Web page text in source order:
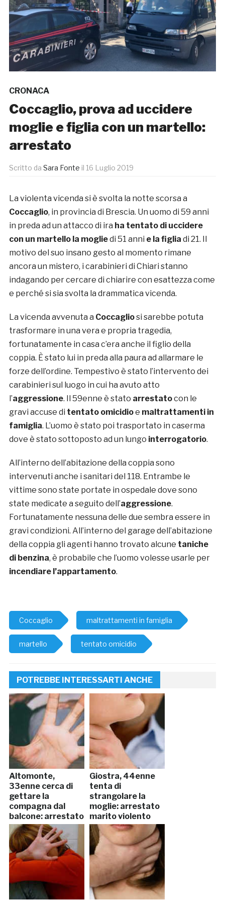
CRONACA
Coccaglio, prova ad uccidere
moglie e figlia con un martello:
arrestato
Scritto da Sara Fonte il 16 Luglio 2019
La violenta vicenda si è svolta la notte scorsa a
Coccaglio, in provincia di Brescia. Un uomo di 59 anni
in preda ad un attacco di ira ha tentato di uccidere
con un martello la mogliedi 51 anni e la figlia di 21. Il
motivo del suo insano gesto al momento rimane
ancora un mistero, i carabinieri di Chiari stanno
indagando per cercare di chiarire con esattezza come
e perché si sia svolta la drammatica vicenda.
La vicenda avvenuta a Coccagliosi sarebbe potuta
trasformare in una vera e propria tragedia,
fortunatamente in casa c’era anche il figlio della
coppia. È stato lui in preda alla paura ad allarmare le
forze dell’ordine. Tempestivo è stato l’intervento dei
carabinieri sul luogo in cui ha avuto atto
l’aggressione. Il 59enne è stato arrestatocon le
gravi accuse di tentato omicidioe maltrattamenti in
famiglia. L’uomo è stato poi trasportato in caserma
dove è stato sottoposto ad un lungo interrogatorio.
All’interno dell’abitazione della coppia sono
intervenuti anche i sanitari del 118. Entrambe le
vittime sono state portate in ospedale dove sono
state medicate a seguito dell’aggressione.
Fortunatamente nessuna delle due sembra essere in
gravi condizioni. All’interno del garage dell’abitazione
della coppia gli agenti hanno trovato alcune taniche
di benzina, è probabile che l’uomo volesse usarle per
incendiare l’appartamento.
Coccaglio maltrattamenti in famiglia
martello tentato omicidio
POTREBBE INTERESSARTI ANCHE
Altomonte,
33enne cerca di
gettare la
compagna dal
balcone: arrestato
Giostra, 44enne
tenta di
strangolare la
moglie: arrestato
marito violento